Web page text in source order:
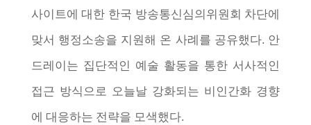
사이트에 대한 한국 방송통신심의위원회 차단에
맞서 행정소송을 지원해 온 사례를 공유했다. 안
드레이는 집단적인 예술 활동을 통한 서사적인
접근 방식으로 오늘날 강화되는 비인간화 경향
에 대응하는 전략을 모색했다.